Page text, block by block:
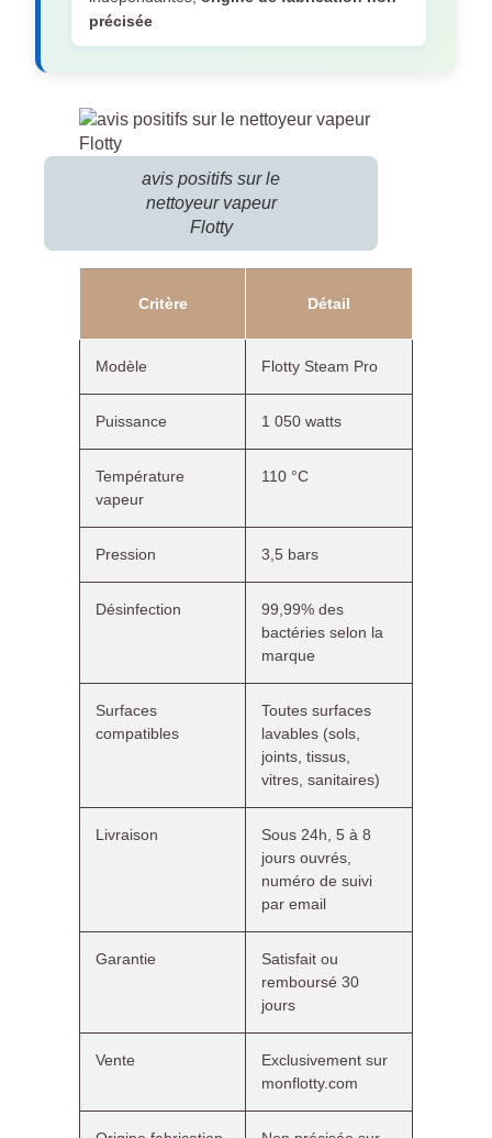
précisée
avis positifs sur le
nettoyeur vapeur
Flotty
Critère Détail
Modèle Flotty Steam Pro
Puissance 1 050 watts
Température
vapeur
110 °C
Pression 3,5 bars
Désinfection
99,99% des
bactéries selon la
marque
Surfaces
compatibles
Toutes surfaces
lavables (sols,
joints, tissus,
vitres, sanitaires)
Livraison
Sous 24h, 5 à 8
jours ouvrés,
numéro de suivi
par email
Garantie
Satisfait ou
remboursé 30
jours
Vente
Exclusivement sur
monflotty.com